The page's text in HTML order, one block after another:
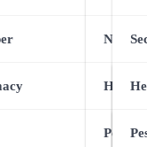
Health
Pets